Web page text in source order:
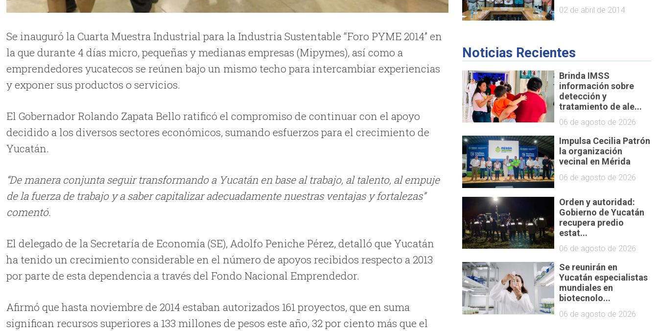
Se inauguró la Cuarta Muestra Industrial para la Industria Sustentable “Foro PYME 2014” en
la que durante 4 días micro, pequeñas y medianas empresas (Mipymes), así como a
emprendedores yucatecos se reúnen bajo un mismo techo para intercambiar experiencias
y exponer sus productos o servicios.
El Gobernador Rolando Zapata Bello ratificó el compromiso de continuar con el apoyo
decidido a los diversos sectores económicos, sumando esfuerzos para el crecimiento de
Yucatán.
“De manera conjunta seguir transformando a Yucatán en base al trabajo, al talento, al empuje
de la fuerza de trabajo y a saber capitalizar adecuadamente nuestras ventajas y fortalezas”
comentó.
El delegado de la Secretaría de Economía (SE), Adolfo Peniche Pérez, detalló que Yucatán
ha tenido un crecimiento considerable en el número de apoyos recibidos respecto a 2013
por parte de esta dependencia a través del Fondo Nacional Emprendedor.
Afirmó que hasta noviembre de 2014 estaban autorizados 161 proyectos, que en suma
significan recursos superiores a 133 millones de pesos este año, 32 por ciento más que el
02 de abril de 2014
Noticias Recientes
Brinda IMSS
información sobre
detección y
tratamiento de ale...
06 de agosto de 2026
Impulsa Cecilia Patrón
la organización
vecinal en Mérida
06 de agosto de 2026
Orden y autoridad:
Gobierno de Yucatán
recupera predio
estat...
06 de agosto de 2026
Se reunirán en
Yucatán especialistas
mundiales en
biotecnolo...
06 de agosto de 2026